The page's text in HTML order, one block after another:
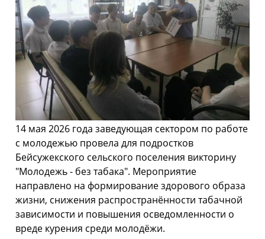
14 мая 2026 года заведующая сектором по работе
с молодежью провела для подростков
Бейсужекского сельского поселения викторину
"Молодежь - без табака". Мероприятие
направлено на формирование здорового образа
жизни, снижения распространённости табачной
зависимости и повышения осведомленности о
вреде курения среди молодёжи.